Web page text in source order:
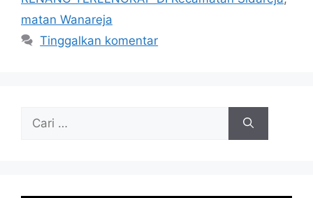
matan Wanareja
Tinggalkan komentar
untuk: